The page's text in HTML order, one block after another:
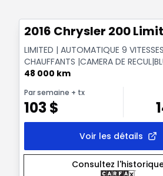
2016 Chrysler 200
LIMITED | AUTOMATIQUE 9
CHAUFFANTS |CAMERA DE
|DEMARRAGE BOUTON POU...
48 000 km
Par semaine + tx
103$
Voir les détails
Consultez